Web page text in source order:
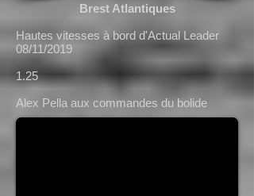
Brest Atlantiques
Hautes vitesses à bord d'Actual Leader
08/11/2019
1.25
Alex Pella aux commandes du bolide